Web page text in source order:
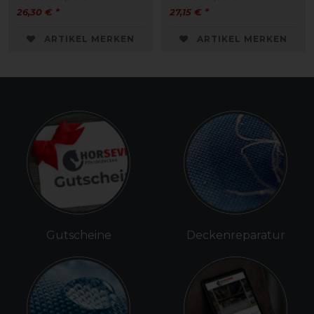
26,30 € *
ARTIKEL MERKEN
27,15 € *
ARTIKEL MERKEN
Gutscheine Deckenreparatur